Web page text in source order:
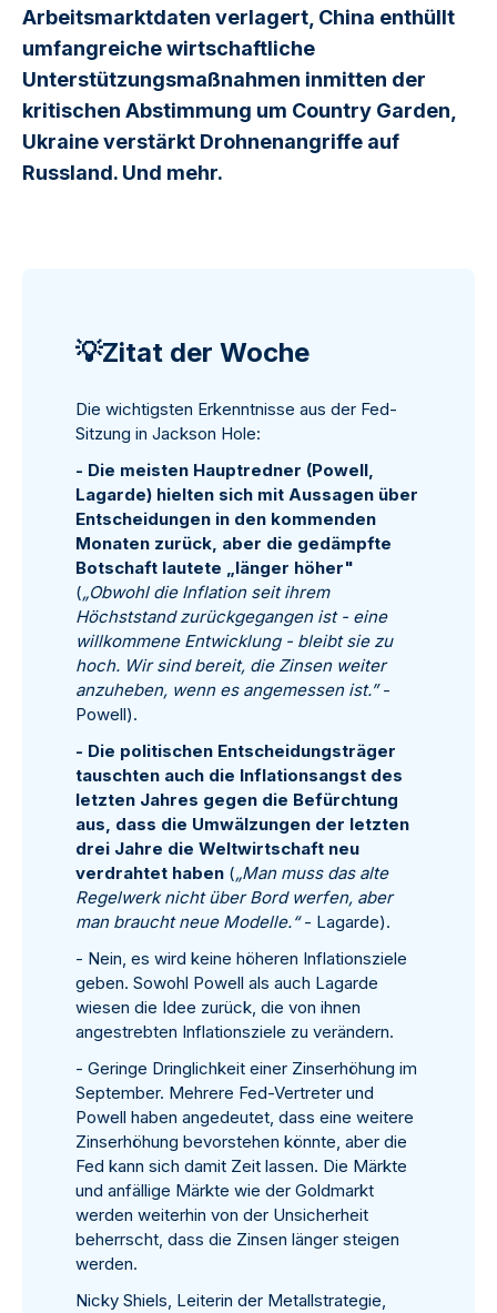
Arbeitsmarktdaten verlagert, China enthüllt
umfangreiche wirtschaftliche
Unterstützungsmaßnahmen inmitten der
kritischen Abstimmung um Country Garden,
Ukraine verstärkt Drohnenangriffe auf
Russland. Und mehr.
💡Zitat der Woche
Die wichtigsten Erkenntnisse aus der Fed-
Sitzung in Jackson Hole:
- Die meisten Hauptredner (Powell,
Lagarde) hielten sich mit Aussagen über
Entscheidungen in den kommenden
Monaten zurück, aber die gedämpfte
Botschaft lautete „länger höher"
(„Obwohl die Inflation seit ihrem
Höchststand zurückgegangen ist - eine
willkommene Entwicklung - bleibt sie zu
hoch. Wir sind bereit, die Zinsen weiter
anzuheben, wenn es angemessen ist.”-
Powell).
- Die politischen Entscheidungsträger
tauschten auch die Inflationsangst des
letzten Jahres gegen die Befürchtung
aus, dass die Umwälzungen der letzten
drei Jahre die Weltwirtschaft neu
verdrahtet haben („Man muss das alte
Regelwerk nicht über Bord werfen, aber
man braucht neue Modelle.“- Lagarde).
- Nein, es wird keine höheren Inflationsziele
geben. Sowohl Powell als auch Lagarde
wiesen die Idee zurück, die von ihnen
angestrebten Inflationsziele zu verändern.
- Geringe Dringlichkeit einer Zinserhöhung im
September. Mehrere Fed-Vertreter und
Powell haben angedeutet, dass eine weitere
Zinserhöhung bevorstehen könnte, aber die
Fed kann sich damit Zeit lassen. Die Märkte
und anfällige Märkte wie der Goldmarkt
werden weiterhin von der Unsicherheit
beherrscht, dass die Zinsen länger steigen
werden.
Nicky Shiels, Leiterin der Metallstrategie,